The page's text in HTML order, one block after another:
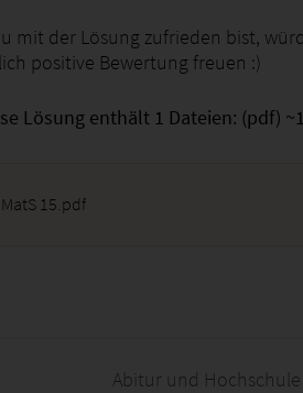
mit der Lösung zufrieden bist,
positive Bewertung freuen :)
Lösung enthält 1 Dateien: (pdf)
MatS 15.pdf
Abitur und Hochschule